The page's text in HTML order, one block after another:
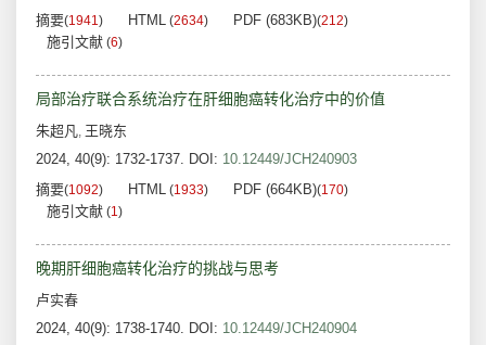
摘要(1941) HTML (2634) PDF (683KB)(212)
施引文献 (6)
局部治疗联合系统治疗在肝细胞癌转化治疗中的价值
朱超凡, 王晓东
2024, 40(9): 1732-1737. DOI: 10.12449/JCH240903
摘要(1092) HTML (1933) PDF (664KB)(170)
施引文献 (1)
晚期肝细胞癌转化治疗的挑战与思考
卢实春
2024, 40(9): 1738-1740. DOI: 10.12449/JCH240904